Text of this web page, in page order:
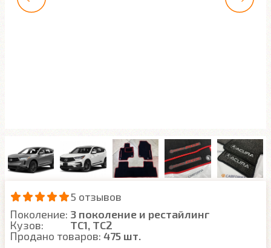
5 отзывов
Поколение: 3 поколение и рестайлинг
Кузов:
TC1, TC2
Продано товаров: 475 шт.